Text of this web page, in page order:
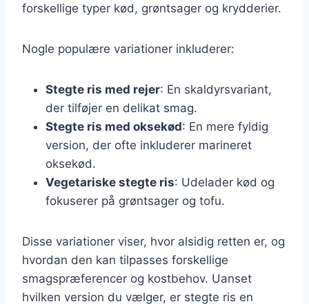
forskellige typer kød, grøntsager og krydderier.
Nogle populære variationer inkluderer:
Stegte ris med rejer: En skaldyrsvariant,
der tilføjer en delikat smag.
Stegte ris med oksekød: En mere fyldig
version, der ofte inkluderer marineret
oksekød.
Vegetariske stegte ris: Udelader kød og
fokuserer på grøntsager og tofu.
Disse variationer viser, hvor alsidig retten er, og
hvordan den kan tilpasses forskellige
smagspræferencer og kostbehov. Uanset
hvilken version du vælger, er stegte ris en